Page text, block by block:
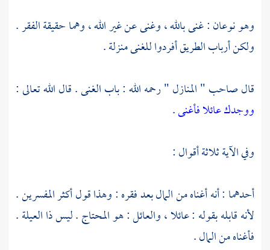
وهو نوعان : غنى بالله ، وغنى عن غير الله ، وهما حقيقة الفقر .
ولكن أرباب الطريق أفردوا للغنى منزلة .
قال صاحب " المنازل " رحمه الله : باب الغنى . قال الله تعالى :
ووجدك عائلا فأغنى.
وفي الآية ثلاثة أقوال :
أحدهما : أنه أغناه من المال بعد فقره : وهذا قول أكثر المفسرين .
لأنه قابله بقوله : عائلا ، والعائل : هو المحتاج . ليس ذا العيلة .
فأغناه من المال .